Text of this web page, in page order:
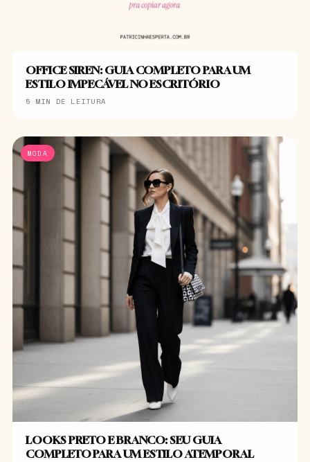
OFFICE SIREN: GUIA COMPLETO PARA UM
ESTILO IMPECÁVEL NO ESCRITÓRIO
5 MIN DE LEITURA
MODA
LOOKS PRETO E BRANCO: SEU GUIA
COMPLETO PARA UM ESTILO ATEMPORAL